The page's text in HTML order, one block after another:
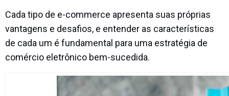
Cada tipo de e-commerce apresenta suas próprias
vantagens e desafios, e entender as características
de cada um é fundamental para uma estratégia de
comércio eletrônico bem-sucedida.